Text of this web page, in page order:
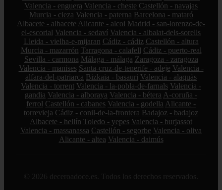
Valencia - enguera Valencia - cheste Castellón - navajas
Murcia - cieza Valencia - paterna Barcelona - mataró
Albacete - albacete Alicante - alcoi Madrid - san-lorenzo-de-
el-escorial Valencia - sedaví Valencia - albalat-dels-sorells
Lleida - vielha-e-mijaran Cádiz - cádiz Castellón - altura
Murcia - mazarrón Tarragona - calafell Cádiz - puerto-real
Sevilla - carmona Málaga - málaga Zaragoza - zaragoza
Valencia - manises Santa-cruz-de-tenerife - adeje Valencia -
alfara-del-patriarca Bizkaia - basauri Valencia - alaquàs
Valencia - torrent Valencia - la-pobla-de-farnals Valencia -
gandia Valencia - alboraya Valencia - bétera A-coruña -
ferrol Castellón - cabanes Valencia - godella Alicante -
torrevieja Cádiz - conil-de-la-frontera Badajoz - badajoz
Albacete - hellín Toledo - yepes Valencia - burjassot
Valencia - massanassa Castellón - segorbe Valencia - oliva
Alicante - altea Valencia - daimús
© 2026 deceroadoce.es. Todos los derechos reservados.